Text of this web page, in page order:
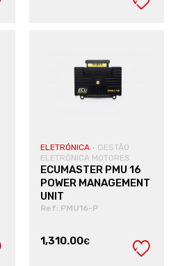
ELETRÓNICA · GESTÃO
ELETRÓNICA MOTORES
ECUMASTER PMU 16
POWER MANAGEMENT
UNIT
Ref: PMU16-P
1,310.00€